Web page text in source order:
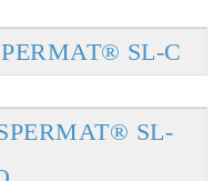
SL-C
SL-